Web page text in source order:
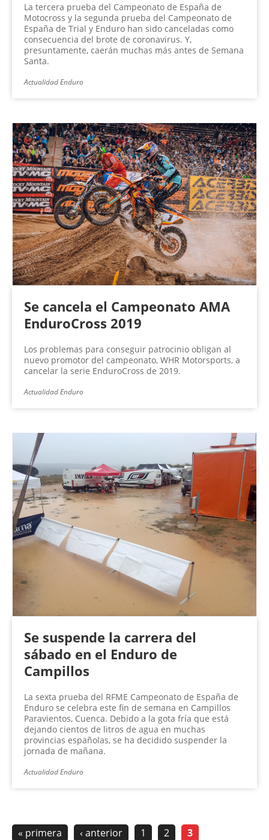
La tercera prueba del Campeonato de España de
Motocross y la segunda prueba del Campeonato de
España de Trial y Enduro han sido canceladas como
consecuencia del brote de coronavirus. Y,
presuntamente, caerán muchas más antes de Semana
Santa.
Actualidad Enduro
Se cancela el Campeonato AMA
EnduroCross 2019
Los problemas para conseguir patrocinio obligan al
nuevo promotor del campeonato, WHR Motorsports, a
cancelar la serie EnduroCross de 2019.
Actualidad Enduro
Se suspende la carrera del
sábado en el Enduro de
Campillos
La sexta prueba del RFME Campeonato de España de
Enduro se celebra este fin de semana en Campillos
Paravientos, Cuenca. Debido a la gota fría que está
dejando cientos de litros de agua en muchas
provincias españolas, se ha decidido suspender la
jornada de mañana.
Actualidad Enduro
« primera ‹ anterior 1 2 3